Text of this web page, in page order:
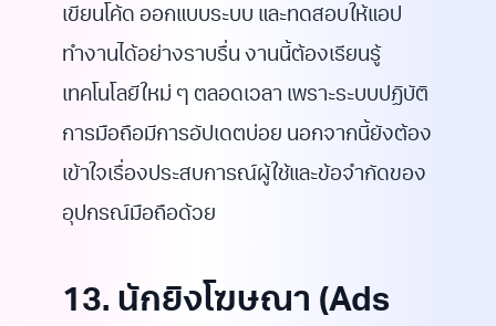
เขียนโค้ด ออกแบบระบบ และทดสอบให้แอป
ทำงานได้อย่างราบรื่น งานนี้ต้องเรียนรู้
เทคโนโลยีใหม่ ๆ ตลอดเวลา เพราะระบบปฏิบัติ
การมือถือมีการอัปเดตบ่อย นอกจากนี้ยังต้อง
เข้าใจเรื่องประสบการณ์ผู้ใช้และข้อจำกัดของ
อุปกรณ์มือถือด้วย
13. นักยิงโฆษณา (Ads